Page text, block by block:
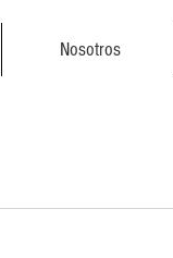
Nosotros